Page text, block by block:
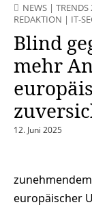
NEWS | TRENDS
REDAKTION | IT-
Blind
mehr
12. Juni 2025
europäischer